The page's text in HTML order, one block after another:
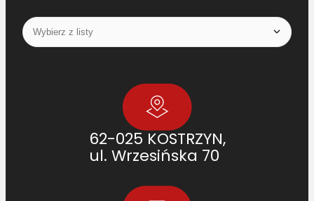
62-025 KOSTRZYN,
ul. Wrzesińska 70